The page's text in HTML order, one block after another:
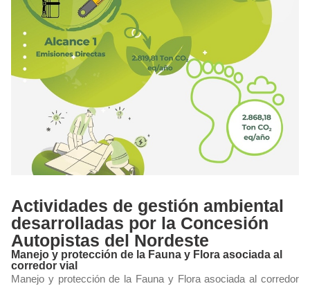
Actividades de gestión ambiental
desarrolladas por la Concesión
Autopistas del Nordeste
Manejo y protección de la Fauna y Flora asociada al
corredor vial
Manejo y protección de la Fauna y Flora asociada al corredor